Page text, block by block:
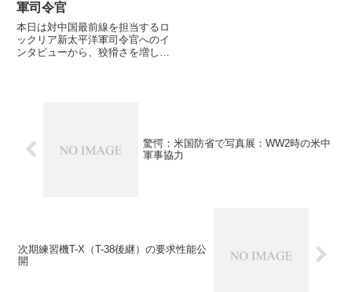
軍司令官
本日は対中国最前線を担当するロ
ックリア新太平洋軍司令官へのイ
ンタビューから、狡猾さを増しつ
驚愕：米国防省で写真展：WW2時の米中
軍事協力
次期練習機T-X（T-38後継）の要求性能公
開